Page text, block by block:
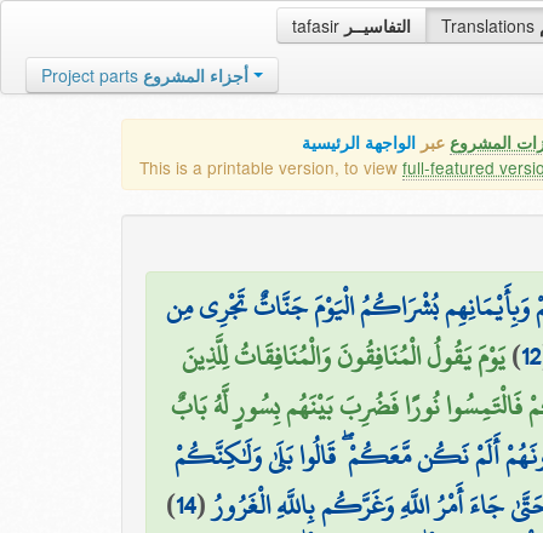
tafasir التفاسيــر Translations
Project parts أجزاء المشروع
المشروع عبر الواجهة الرئيسية
This is a printable version, to view full-featured
وَبِأَيْمَانِهِم بُشْرَاكُمُ الْيَوْمَ جَنَّاتٌ تَجْرِي مِن
12
)يَوْمَ يَقُولُ الْمُنَافِقُونَ وَالْمُنَافِقَاتُ لِلَّذِينَ
نُورًا فَضُرِبَ بَيْنَهُم بِسُورٍ لَّهُ بَابٌ
أَلَمْ نَكُن مَّعَكُمْ ۖ قَالُوا بَلَىٰ وَلَٰكِنَّكُمْ
جَاءَ أَمْرُ اللَّهِ وَغَرَّكُم بِاللَّهِ الْغَرُورُ(
14
)